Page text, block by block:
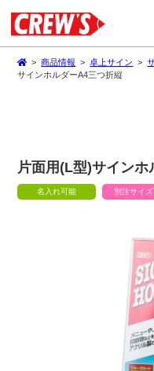
>商品情報 >卓上サイン >
サインホルダーA4三つ折縦
片面用(L型)サイン
名入れ可能 別注サイ